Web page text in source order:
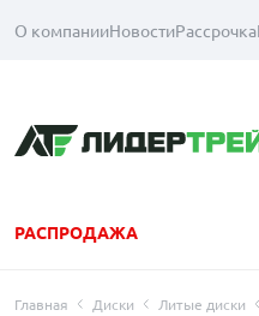
О компанииНовостиРассрочка
РАСПРОДАЖА
Главная Диски Литые диски